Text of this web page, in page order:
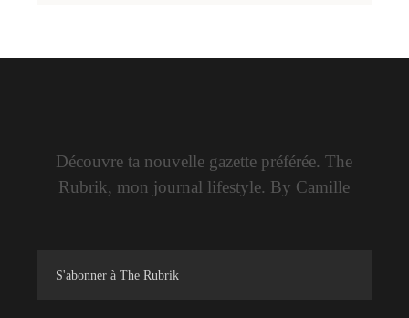
Découvre ta nouvelle gazette préférée. The
Rubrik, mon journal lifestyle. By Camille